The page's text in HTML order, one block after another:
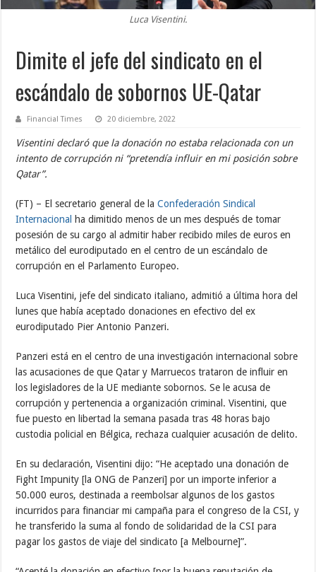
Luca Visentini.
Dimite el jefe del sindicato en el
escándalo de sobornos UE-Qatar
Financial Times 20 diciembre, 2022
Visentini declaró que la donación no estaba relacionada con un
intento de corrupción ni “pretendía influir en mi posición sobre
Qatar”.
(FT) – El secretario general de laConfederación Sindical
Internacional
ha dimitido menos de un mes después de tomar
posesión de su cargo al admitir haber recibido miles de euros en
metálico del eurodiputado en el centro de un escándalo de
corrupción en el Parlamento Europeo.
Luca Visentini, jefe del sindicato italiano, admitió a última hora del
lunes que había aceptado donaciones en efectivo del ex
eurodiputado Pier Antonio Panzeri.
Panzeri está en el centro de una investigación internacional sobre
las acusaciones de que Qatar y Marruecos trataron de influir en
los legisladores de la UE mediante sobornos. Se le acusa de
corrupción y pertenencia a organización criminal. Visentini, que
fue puesto en libertad la semana pasada tras 48 horas bajo
custodia policial en Bélgica, rechaza cualquier acusación de delito.
En su declaración, Visentini dijo: “He aceptado una donación de
Fight Impunity [la ONG de Panzeri] por un importe inferior a
50.000 euros, destinada a reembolsar algunos de los gastos
incurridos para financiar mi campaña para el congreso de la CSI, y
he transferido la suma al fondo de solidaridad de la CSI para
pagar los gastos de viaje del sindicato [a Melbourne]”.